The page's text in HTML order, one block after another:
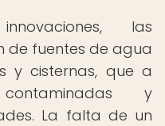
las
de fuentes de agua
y cisternas, que a
y
La falta de un